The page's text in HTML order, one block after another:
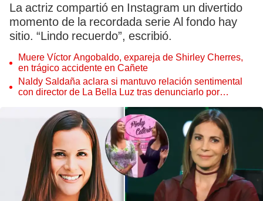
La actriz compartió en Instagram un divertido
momento de la recordada serie Al fondo hay
sitio. “Lindo recuerdo”, escribió.
Muere Víctor Angobaldo, expareja de Shirley Cherres,
en trágico accidente en Cañete
Naldy Saldaña aclara si mantuvo relación sentimental
con director de La Bella Luz tras denunciarlo por